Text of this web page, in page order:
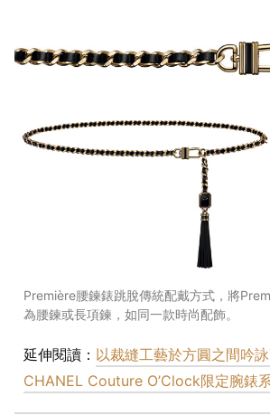
Première腰鍊錶跳脫傳統配戴方式，將
為腰鍊或長項鍊，如同一款時尚配飾。
延伸閱讀： 以裁縫工藝於方圓之間吟
CHANEL Couture O’Clock限定腕錶